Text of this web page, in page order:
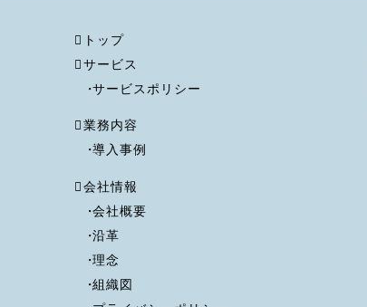
トップ
サービス
サービスポリシー
業務内容
導入事例
会社情報
会社概要
沿革
理念
組織図